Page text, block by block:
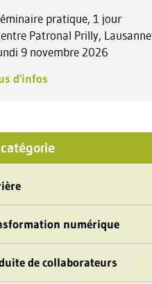
pratique, 1 jour
Patronal Prilly, Lausanne
9 novembre 2026
d'infos
numérique
de collaborateurs